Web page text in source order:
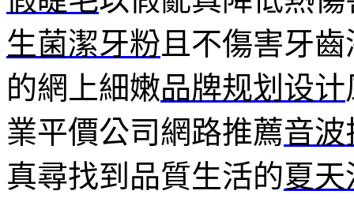
生菌潔牙粉 且不傷害牙
的網上細嫩品牌规划设计
業平價公司網路推薦音波
真尋找到品質生活的夏